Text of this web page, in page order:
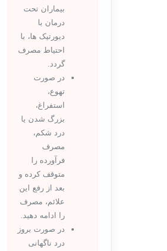
بیماران تحت
درمان با
دیورتیک ها، با
احتیاط مصرف
گردد.
در صورت
تهوع،
استفراغ،
بزرگ شدن یا
درد شکم،
مصرف
فرآورده را
متوقف کرده و
بعد از رفع این
علائم، مصرف
را ادامه دهید.
در صورت بروز
درد ناگهانی